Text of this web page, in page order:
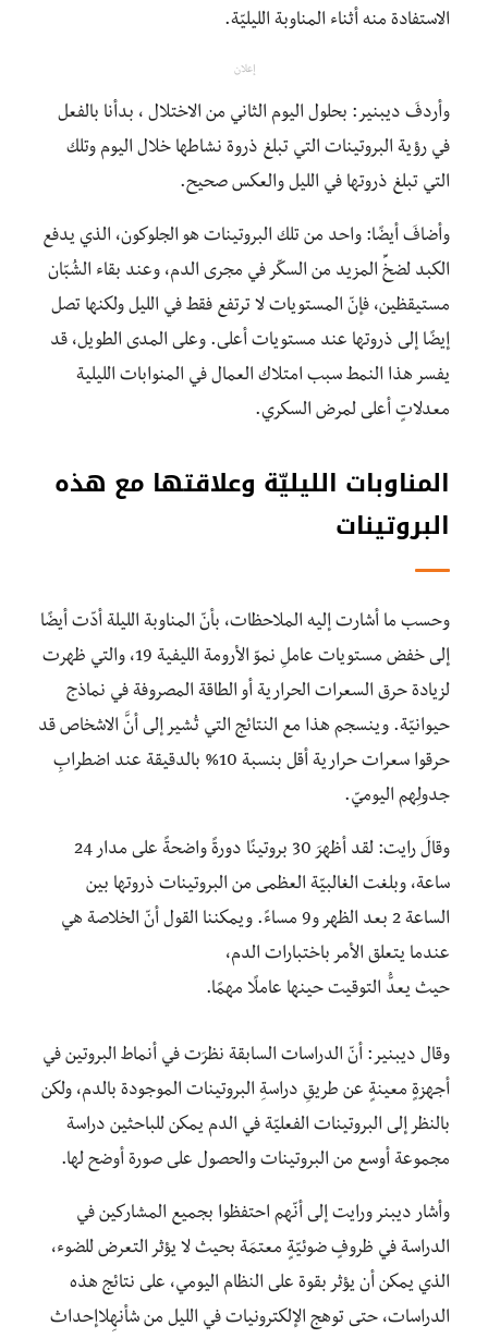
الاستفادة منه أثناء المناوبة الليليّة.
إعلان
وأردفَ ديبنير: بحلول اليوم الثاني من الاختلال ، بدأنا بالفعل
في رؤية البروتينات التي تبلغ ذروة نشاطها خلال اليوم وتلك
التي تبلغ ذروتها في الليل والعكس صحيح.
وأضافَ أيضًا: واحد من تلك البروتينات هو الجلوكون، الذي يدفع
الكبد لضخِّ المزيد من السكّر في مجرى الدم، وعند بقاء الشُبّان
مستيقظين، فإنّ المستويات لا ترتفع فقط في الليل ولكنها تصل
إيضًا إلى ذروتها عند مستويات أعلى. وعلى المدى الطويل، قد
يفسر هذا النمط سبب امتلاك العمال في المنوابات الليلية
معدلاتٍ أعلى لمرض السكري.
المناوبات الليليّة وعلاقتها مع هذه
البروتينات
وحسب ما أشارت إليه الملاحظات، بأنّ المناوبة الليلة أدّت أيضًا
إلى خفض مستويات عاملِ نموّ الأرومة الليفية 19، والتي ظهرت
لزيادة حرق السعرات الحرارية أو الطاقة المصروفة في نماذج
حيوانيّة. وينسجم هذا مع النتائج التي تُشير إلى أنَّ الاشخاص قد
حرقوا سعرات حرارية أقل بنسبة 10% بالدقيقة عند اضطرابِ
جدولِهم اليوميّ.
وقالَ رايت: لقد أظهرَ 30 بروتينًا دورةً واضحةً على مدار 24
ساعة، وبلغت الغالبيّة العظمى من البروتينات ذروتها بين
الساعة 2 بعد الظهر و9 مساءً. ويمكننا القول أنّ الخلاصة هي
عندما يتعلق الأمر باختبارات الدم،
حيث يعدُّ التوقيت حينها عاملًا مهمًا.
وقال ديبنير: أنّ الدراسات السابقة نظرَت في أنماط البروتين في
أجهزةٍ معينةٍ عن طريقِ دراسةِ البروتينات الموجودة بالدم، ولكن
بالنظر إلى البروتينات الفعليّة في الدم يمكن للباحثين دراسة
مجموعة أوسع من البروتينات والحصول على صورة أوضح لها.
وأشار ديبنر ورايت إلى أنّهم احتفظوا بجميع المشاركين في
الدراسة في ظروفٍ ضوئيّةٍ معتمَة بحيث لا يؤثر التعرض للضوء،
الذي يمكن أن يؤثر بقوة على النظام اليومي، على نتائج هذه
الدراسات، حتى توهج الإلكترونيات في الليل من شأنهِلاإحداث